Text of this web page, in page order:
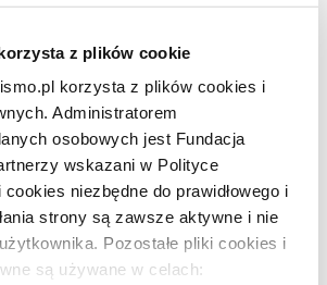
z plików cookie
korzysta z plików cookies i
Administratorem
osobowych jest Fundacja
wskazani w Polityce
niezbędne do prawidłowego i
strony są zawsze aktywne i nie
Pozostałe pliki cookies i
są używane w celach:
kolejnych stuleci liczba osób,
do wzrostu postępu
Dziś, określana jako „słabość
zastąpiła piętnowane niegdyś
i odkładanie spraw na później
naporem świata, w którym
i wydajności. Prokrastynacja